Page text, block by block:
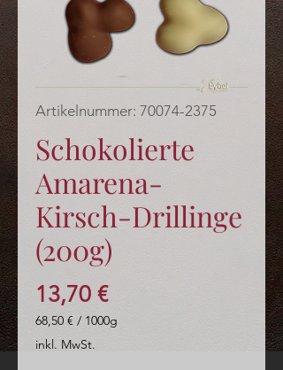
Artikelnummer: 70074-2375
Schokolierte
Amarena-
Kirsch-Drillinge
(200g)
13,70 €Preis
68,50 € / 1000g
68,50 €
inkl. MwSt.